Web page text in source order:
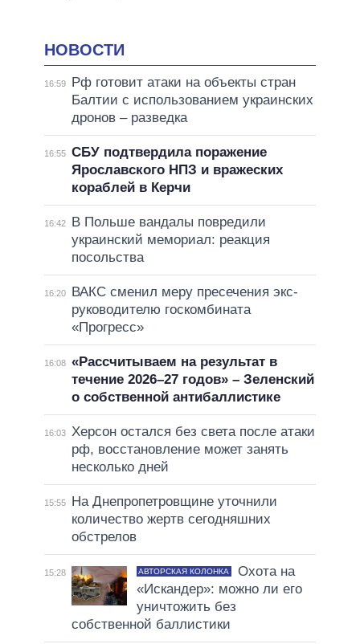
НОВОСТИ
16:59
Рф готовит атаки на объекты стран
Балтии с использованием украинских
дронов – разведка
16:55 СБУ подтвердила поражение
Ярославского НПЗ и вражеских
кораблей в Керчи
16:42
В Польше вандалы повредили
украинский мемориал: реакция
посольства
16:20
ВАКС сменил меру пресечения экс-
руководителю госкомбината
«Прогресс»
16:08 «Рассчитываем на результат в
течение 2026–27 годов» – Зеленский
о собственной антибаллистике
16:03 Херсон остался без света после атаки
рф, восстановление может занять
несколько дней
15:55
На Днепропетровщине уточнили
количество жертв сегодняшних
обстрелов
15:28 АВТОРСКАЯ КОЛОНКА
Охота на
«Искандер»: можно ли его
уничтожить без
собственной баллистики